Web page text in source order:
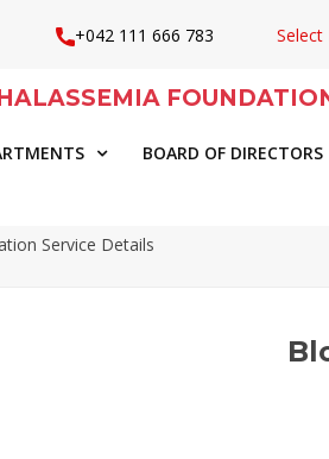
+042 111 666 783 Select
BOARD OF DIRECTORS
Service Details